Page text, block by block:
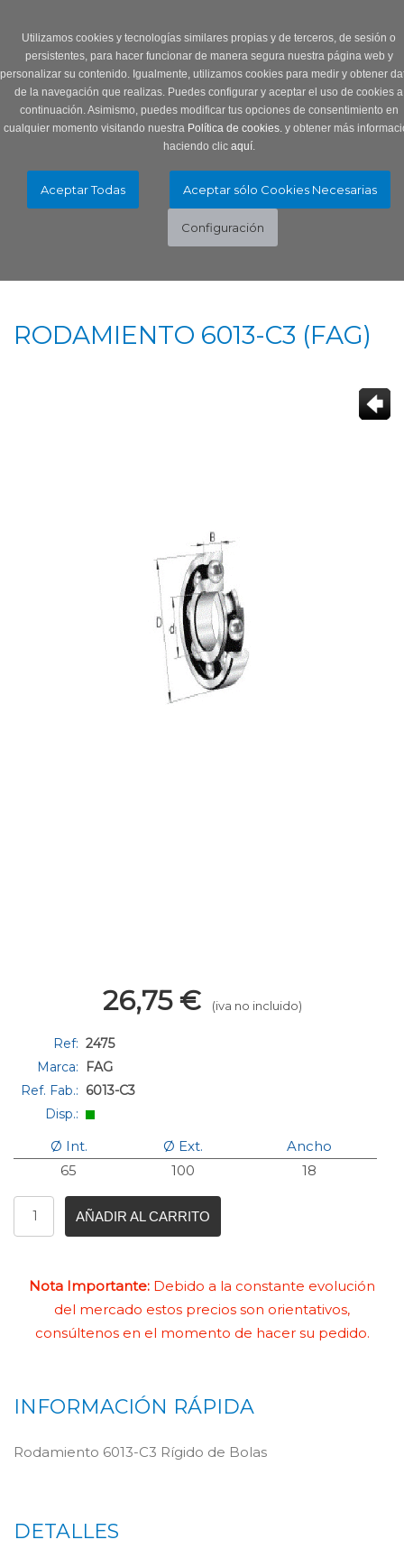
Utilizamos cookies y tecnologías similares propias y de terceros, de sesión o
persistentes, para hacer funcionar de manera segura nuestra página web y
personalizar su contenido. Igualmente, utilizamos cookies para medir y obtener
de la navegación que realizas. Puedes configurar y aceptar el uso de cookies a
continuación. Asimismo, puedes modificar tus opciones de consentimiento en
cualquier momento visitando nuestra Política de cookies.y obtener más
haciendo clic aquí.
RODAMIENTO 6013-C3 (FAG)
26,75 € (iva no incluido)
Ref: 2475
Marca:
FAG
Ref. Fab.: 6013-C3
Disp.:
Ø Int. Ø Ext.
Ancho
65
100 18
AÑADIR AL CARRITO
Nota Importante: Debido a la constante evolución
del mercado estos precios son orientativos,
consúltenos en el momento de hacer su pedido.
INFORMACIÓN RÁPIDA
Rodamiento 6013-C3 Rígido de Bolas
DETALLES